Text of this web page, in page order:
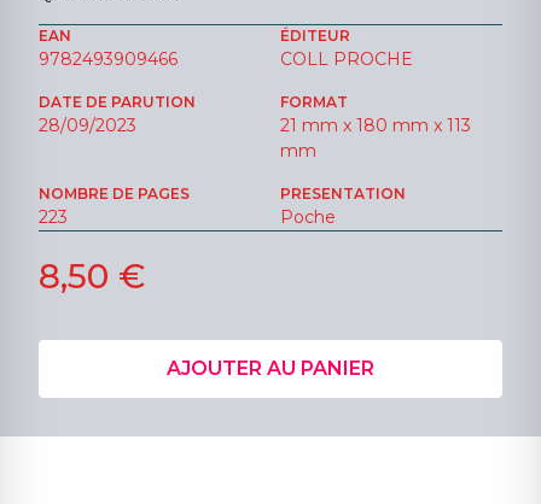
EAN
9782493909466
ÉDITEUR
COLL PROCHE
DATE DE PARUTION
28/09/2023
FORMAT
21 mm x 180 mm x 113
mm
NOMBRE DE PAGES
223
PRESENTATION
Poche
8,50 €
AJOUTER AU PANIER